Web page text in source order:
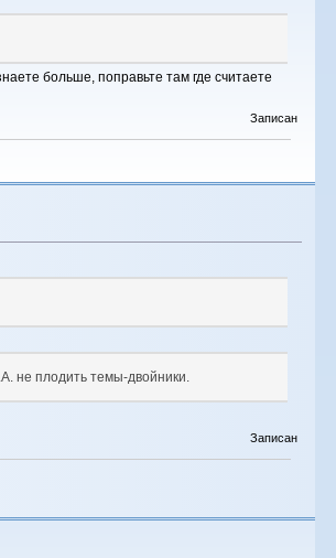
больше, поправьте там где считаете
Записан
не плодить темы-двойники.
Записан